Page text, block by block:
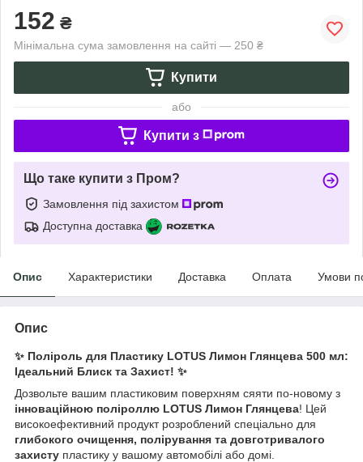
152 ₴
Мінімальна сума замовлення на сайті — 250 ₴
Купити
або
Купити з
Що таке купити з Пром?
Замовлення під захистом
Доступна доставка
Опис Характеристики Доставка Оплата Умови
Опис
✨ Поліроль для Пластику LOTUS Лимон Глянцева 500 мл:
Ідеальний Блиск та Захист! ✨
Дозвольте вашим пластиковим поверхням сяяти по-новому з
інноваційною поліроллю LOTUS Лимон Глянцева! Цей
високоефективний продукт розроблений спеціально для
глибокого очищення, полірування та довготривалого
захисту пластику у вашому автомобілі або домі.